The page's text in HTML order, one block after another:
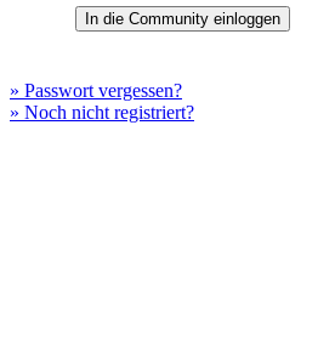
» Passwort vergessen?
» Noch nicht registriert?